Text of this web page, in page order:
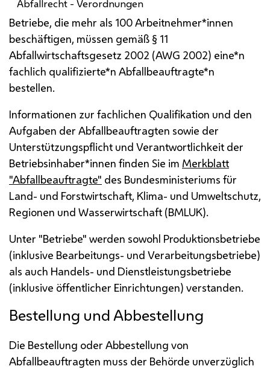
Abfallrecht - Verordnungen
Betriebe, die mehr als 100 Arbeitnehmer*innen
beschäftigen, müssen gemäß § 11
Abfallwirtschaftsgesetz 2002 (AWG 2002) eine*n
fachlich qualifizierte*n Abfallbeauftragte*n
bestellen.
Informationen zur fachlichen Qualifikation und den
Aufgaben der Abfallbeauftragten sowie der
Unterstützungspflicht und Verantwortlichkeit der
Betriebsinhaber*innen finden Sie im Merkblatt
"Abfallbeauftragte" des Bundesministeriums für
Land- und Forstwirtschaft, Klima- und Umweltschutz,
Regionen und Wasserwirtschaft (BMLUK).
Unter "Betriebe" werden sowohl Produktionsbetriebe
(inklusive Bearbeitungs- und Verarbeitungsbetriebe)
als auch Handels- und Dienstleistungsbetriebe
(inklusive öffentlicher Einrichtungen) verstanden.
Bestellung und Abbestellung
Die Bestellung oder Abbestellung von
Abfallbeauftragten muss der Behörde unverzüglich